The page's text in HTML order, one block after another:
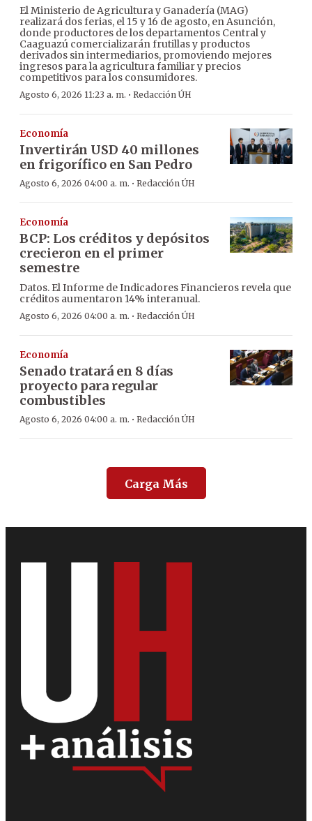
El Ministerio de Agricultura y Ganadería (MAG)
realizará dos ferias, el 15 y 16 de agosto, en Asunción,
donde productores de los departamentos Central y
Caaguazú comercializarán frutillas y productos
derivados sin intermediarios, promoviendo mejores
ingresos para la agricultura familiar y precios
competitivos para los consumidores.
Agosto 6, 2026 11:23 a. m. · Redacción ÚH
Economía
Invertirán USD 40 millones
en frigorífico en San Pedro
Agosto 6, 2026 04:00 a. m. · Redacción ÚH
Economía
BCP: Los créditos y depósitos
crecieron en el primer
semestre
Datos. El Informe de Indicadores Financieros revela que
créditos aumentaron 14% interanual.
Agosto 6, 2026 04:00 a. m. · Redacción ÚH
Economía
Senado tratará en 8 días
proyecto para regular
combustibles
Agosto 6, 2026 04:00 a. m. · Redacción ÚH
Carga Más